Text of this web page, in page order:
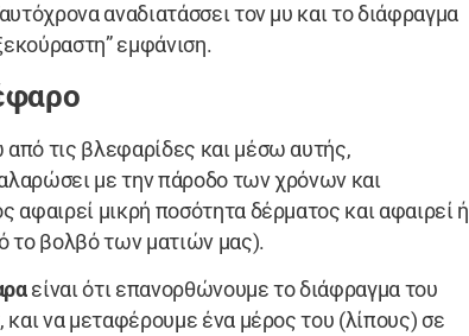
αναδιατάσσει τον μυ και το διάφραγμα
εμφάνιση.
τις βλεφαρίδες και μέσω αυτής,
με την πάροδο των χρόνων και
αφαιρεί μικρή ποσότητα δέρματος και αφαιρεί ή
το βολβό των ματιών μας).
είναι ότι επανορθώνουμε το διάφραγμα του
να μεταφέρουμε ένα μέρος του (λίπους) σε